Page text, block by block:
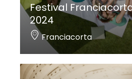
Festival
2024
Franciacorta